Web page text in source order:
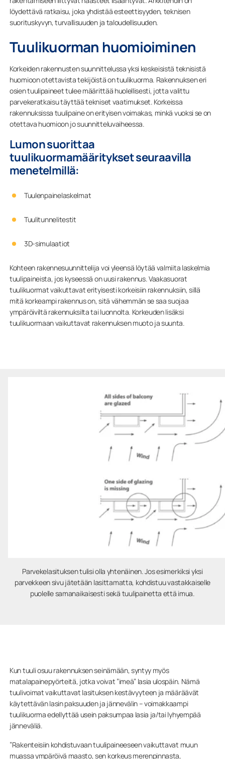
löydettävä ratkaisu, joka yhdistää esteettisyyden, teknisen
suorituskyvyn, turvallisuuden ja taloudellisuuden.
Tuulikuorman huomioiminen
Korkeiden rakennusten suunnittelussa yksi keskeisistä teknisistä
huomioon otettavista tekijöistä on tuulikuorma. Rakennuksen eri
osien tuulipaineet tulee määrittää huolellisesti, jotta valittu
parvekeratkaisu täyttää tekniset vaatimukset. Korkeissa
rakennuksissa tuulipaine on erityisen voimakas, minkä vuoksi se on
otettava huomioon jo suunnitteluvaiheessa.
Lumon suorittaa
tuulikuormamääritykset seuraavilla
menetelmillä:
Tuulenpainelaskelmat
Tuulitunnelitestit
3D-simulaatiot
Kohteen rakennesuunnittelija voi yleensä löytää valmiita laskelmia
tuulipaineista, jos kyseessä on uusi rakennus. Vaakasuorat
tuulikuormat vaikuttavat erityisesti korkeisiin rakennuksiin, sillä
mitä korkeampi rakennus on, sitä vähemmän se saa suojaa
ympäröiviltä rakennuksilta tai luonnolta. Korkeuden lisäksi
tuulikuormaan vaikuttavat rakennuksen muoto ja suunta.
Parvekelasituksen tulisi olla yhtenäinen. Jos esimerkiksi yksi
parvekkeen sivu jätetään lasittamatta, kohdistuu vastakkaiselle
puolelle samanaikaisesti sekä tuulipainetta että imua.
Kun tuuli osuu rakennuksen seinämään, syntyy myös
matalapainepyörteitä, jotka voivat ”imeä” lasia ulospäin. Nämä
tuulivoimat vaikuttavat lasituksen kestävyyteen ja määräävät
käytettävän lasin paksuuden ja jännevälin – voimakkaampi
tuulikuorma edellyttää usein paksumpaa lasia ja/tai lyhyempää
jänneväliä.
”Rakenteisiin kohdistuvaan tuulipaineeseen vaikuttavat muun
muassa ympäröivä maasto, sen korkeus merenpinnasta,